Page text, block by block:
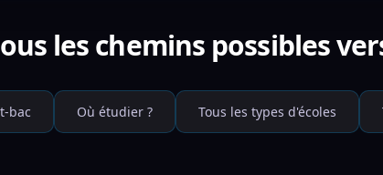
les chemins possibles
bac Où étudier ? Tous les types d'écoles